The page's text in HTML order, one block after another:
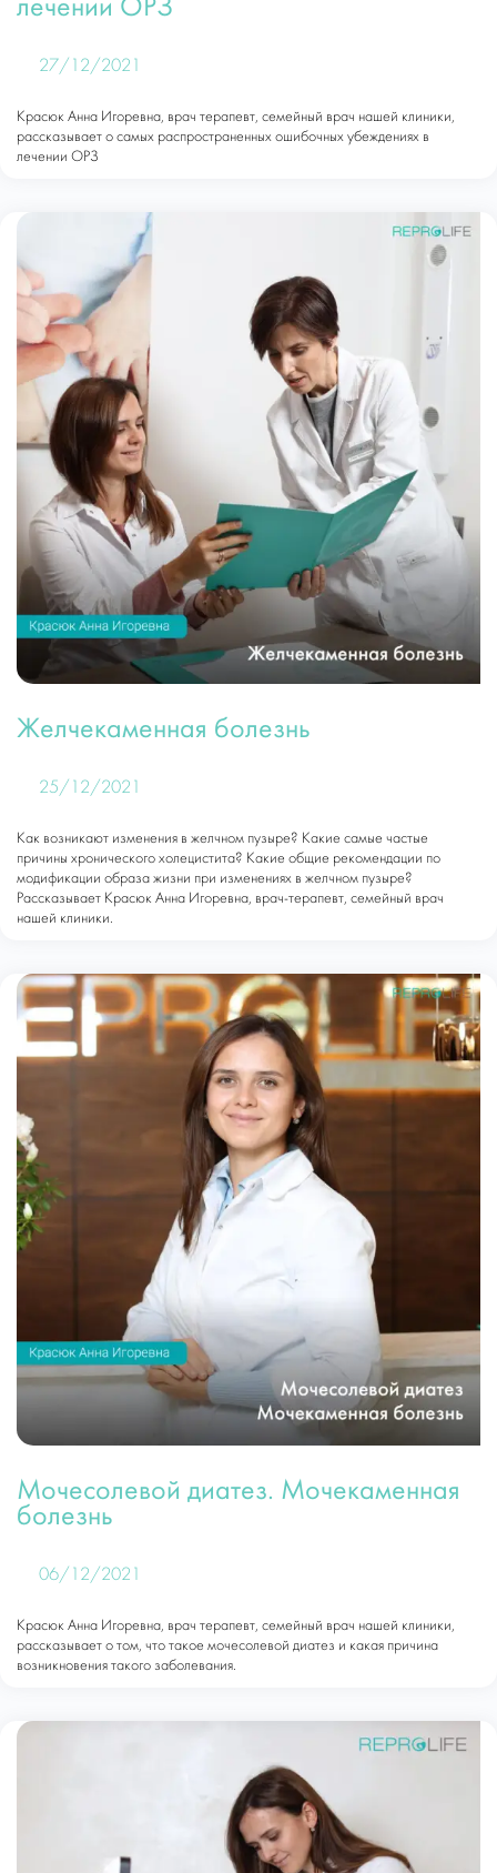
лечении ОРЗ
27/12/2021
Красюк Анна Игоревна, врач терапевт, семейный врач нашей клиники,
рассказывает о самых распространенных ошибочных убеждениях в
лечении ОРЗ
Желчекаменная болезнь
25/12/2021
Как возникают изменения в желчном пузыре? Какие самые частые
причины хронического холецистита? Какие общие рекомендации по
модификации образа жизни при изменениях в желчном пузыре?
Рассказывает Красюк Анна Игоревна, врач-терапевт, семейный врач
нашей клиники.
Мочесолевой диатез. Мочекаменная
болезнь
06/12/2021
Красюк Анна Игоревна, врач терапевт, семейный врач нашей клиники,
рассказывает о том, что такое мочесолевой диатез и какая причина
возникновения такого заболевания.